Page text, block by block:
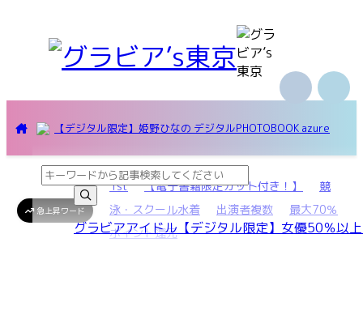
グラビアアイドル 【デジタル限定】 女優50％以
【デジタル限定】姫野ひなの デジタルPHOTOBOOK azure
急上昇ワード
1st 【電子書籍限定カット付き！】
競
泳・スクール水着
出演者複数
最大70％
ポイント還元